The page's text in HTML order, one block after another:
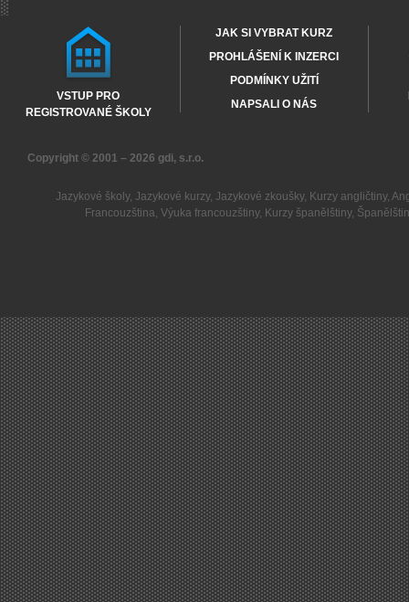
VSTUP PRO
REGISTROVANÉ ŠKOLY
JAK SI VYBRAT KURZ
PROHLÁŠENÍ K INZERCI
PODMÍNKY UŽITÍ
NAPSALI O NÁS
Copyright © 2001 – 2026 gdi, s.r.o.
Jazykové školy, Jazykové kurzy, Jazykové zkoušky, Kurzy angličtiny,
Francouzština,Výuka francouzštiny, Kurzy španělštiny,